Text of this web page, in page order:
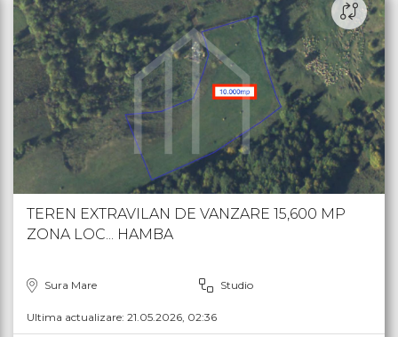
TEREN EXTRAVILAN DE VANZARE 15,600 MP
ZONA LOC... HAMBA
Sura Mare Studio
Ultima actualizare: 21.05.2026, 02:36